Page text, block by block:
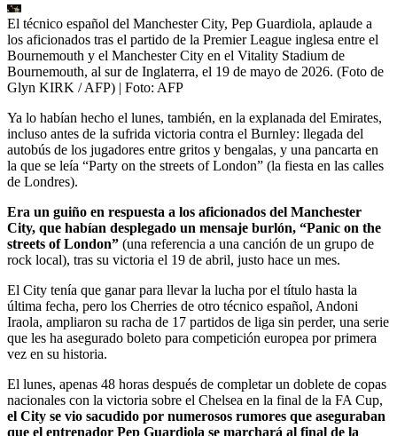
El técnico español del Manchester City, Pep Guardiola, aplaude a
los aficionados tras el partido de la Premier League inglesa entre el
Bournemouth y el Manchester City en el Vitality Stadium de
Bournemouth, al sur de Inglaterra, el 19 de mayo de 2026. (Foto de
Glyn KIRK / AFP) | Foto: AFP
Ya lo habían hecho el lunes, también, en la explanada del Emirates,
incluso antes de la sufrida victoria contra el Burnley: llegada del
autobús de los jugadores entre gritos y bengalas, y una pancarta en
la que se leía “Party on the streets of London” (la fiesta en las calles
de Londres).
Era un guiño en respuesta a los aficionados del Manchester
City, que habían desplegado un mensaje burlón, “Panic on the
streets of London” (una referencia a una canción de un grupo de
rock local), tras su victoria el 19 de abril, justo hace un mes.
El City tenía que ganar para llevar la lucha por el título hasta la
última fecha, pero los Cherries de otro técnico español, Andoni
Iraola, ampliaron su racha de 17 partidos de liga sin perder, una serie
que les ha asegurado boleto para competición europea por primera
vez en su historia.
El lunes, apenas 48 horas después de completar un doblete de copas
nacionales con la victoria sobre el Chelsea en la final de la FA Cup,
el City se vio sacudido por numerosos rumores que aseguraban
que el entrenador Pep Guardiola se marchará al final de la